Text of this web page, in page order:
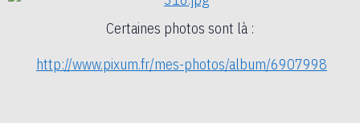
Certaines photos sont là :
http://www.pixum.fr/mes-photos/album/6907998